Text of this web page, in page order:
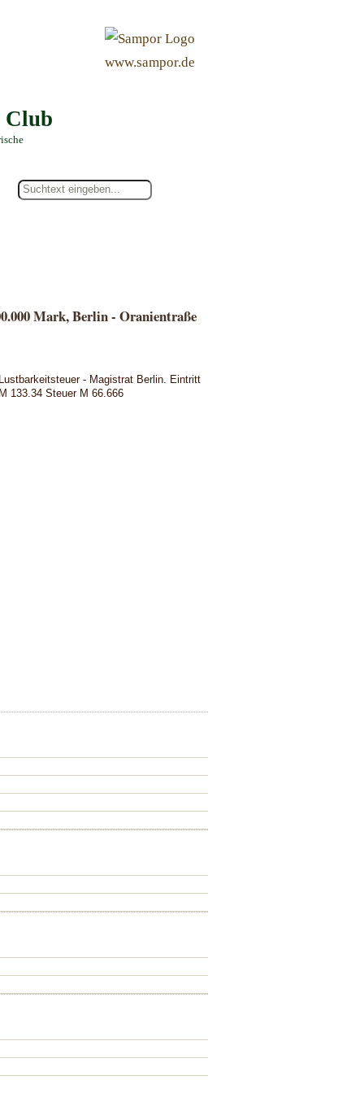
Club
www.sampor.de
Mark, Berlin - Oranientraße
- Magistrat Berlin. Eintritt
133.34 Steuer M 66.666